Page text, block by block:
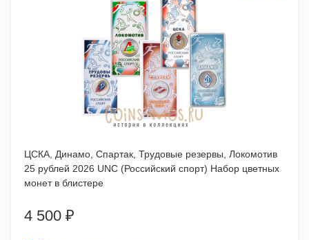
ЦСКА, Динамо, Спартак, Трудовые резервы, Локомотив
25 рублей 2026 UNC (Российский спорт) Набор цветных
монет в блистере
4 500 ₽